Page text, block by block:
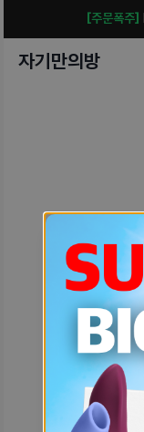
[주문폭주]
자기만의방